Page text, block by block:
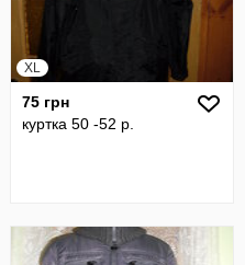
XL
75 грн
куртка 50 -52 р.